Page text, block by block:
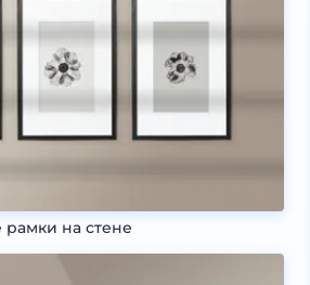
на стене